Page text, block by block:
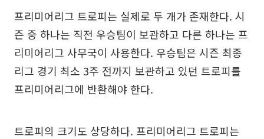
프리미어리그 트로피는 실제로 두 개가 존재한다. 시
즌 중 하나는 직전 우승팀이 보관하고 다른 하나는 프
리미어리그 사무국이 사용한다. 우승팀은 시즌 최종
리그 경기 최소 3주 전까지 보관하고 있던 트로피를
프리미어리그에 반환해야 한다.
트로피의 크기도 상당하다. 프리미어리그 트로피는